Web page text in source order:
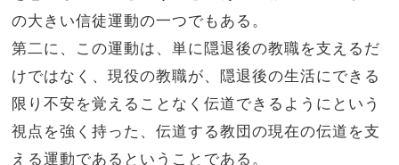
の大きい信徒運動の一つでもある。
第二に、この運動は、単に隠退後の教職を支えるだ
けではなく、現役の教職が、隠退後の生活にできる
限り不安を覚えることなく伝道できるようにという
視点を強く持った、伝道する教団の現在の伝道を支
える運動であるということである。